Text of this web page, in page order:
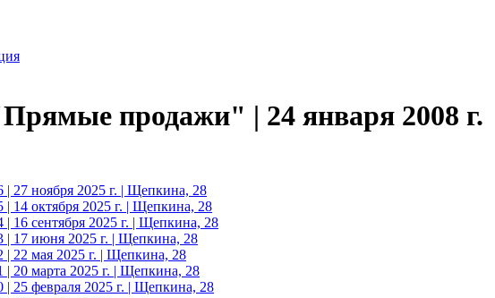
продажи" | 24 января 2008 г.
27 ноября 2025 г. | Щепкина, 28
октября 2025 г. | Щепкина, 28
сентября 2025 г. | Щепкина, 28
17 июня 2025 г. | Щепкина, 28
22 мая 2025 г. | Щепкина, 28
20 марта 2025 г. | Щепкина, 28
25 февраля 2025 г. | Щепкина, 28